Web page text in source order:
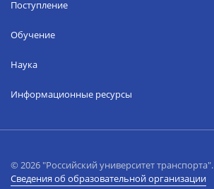
Поступление
Обучение
Наука
Информационные ресурсы
© 2026 "Российский университет транспорта".
Сведения об образовательной организации